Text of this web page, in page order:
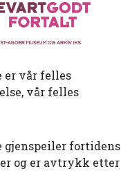
er vår felles
vår felles
gjenspeiler fortidens
og er avtrykk etter